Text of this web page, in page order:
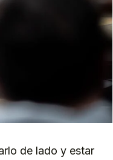
de lado y estar